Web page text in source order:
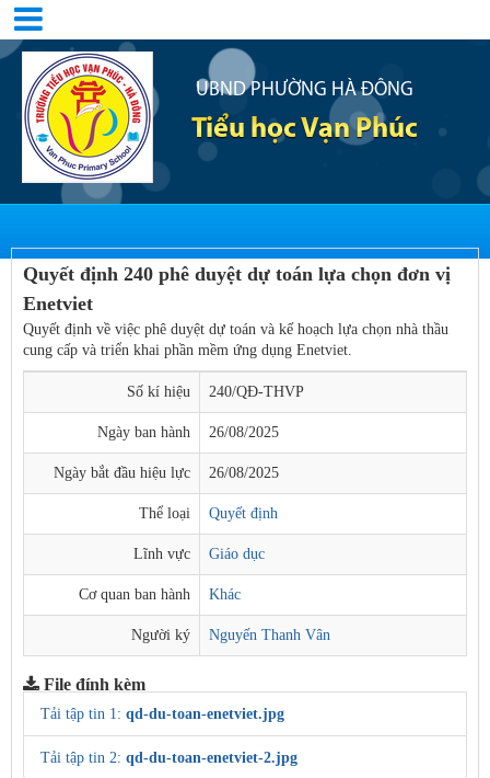
UBND PHƯỜNG HÀ ĐÔNG
Tiểu học Vạn Phúc
Quyết định 240 phê duyệt dự toán lựa chọn đơn vị
Enetviet
Quyết định về việc phê duyệt dự toán và kế hoạch lựa chọn nhà thầu
cung cấp và triển khai phần mềm ứng dụng Enetviet.
Số kí hiệu 240/QĐ-THVP
Ngày ban hành 26/08/2025
Ngày bắt đầu hiệu lực 26/08/2025
Thể loại Quyết định
Lĩnh vực Giáo dục
Cơ quan ban hành Khác
Người ký Nguyến Thanh Vân
File đính kèm
Tải tập tin 1: qd-du-toan-enetviet.jpg
Tải tập tin 2: qd-du-toan-enetviet-2.jpg